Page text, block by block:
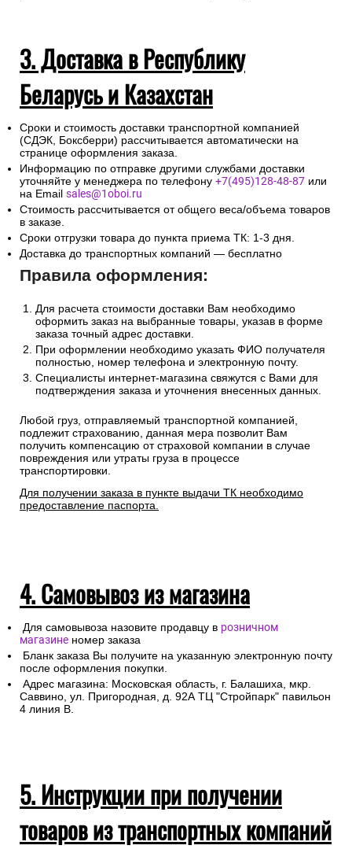
3. Доставка в Республику
Беларусь и Казахстан
Сроки и стоимость доставки транспортной компанией
(СДЭК, Боксберри) рассчитывается автоматически на
странице оформления заказа.
Информацию по отправке другими службами доставки
уточняйте у менеджера по телефону +7(495)128-48-87 или
на Email sales@1oboi.ru
Стоимость рассчитывается от общего веса/объема товаров
в заказе.
Сроки отгрузки товара до пункта приема ТК: 1-3 дня.
Доставка до транспортных компаний — бесплатно
Правила оформления:
Для расчета стоимости доставки Вам необходимо
оформить заказ на выбранные товары, указав в форме
заказа точный адрес доставки.
При оформлении необходимо указать ФИО получателя
полностью, номер телефона и электронную почту.
Специалисты интернет-магазина свяжутся с Вами для
подтверждения заказа и уточнения внесенных данных.
Любой груз, отправляемый транспортной компанией,
подлежит страхованию, данная мера позволит Вам
получить компенсацию от страховой компании в случае
повреждения или утраты груза в процессе
транспортировки.
Для получении заказа в пункте выдачи ТК необходимо
предоставление паспорта.
4. Самовывоз из магазина
Для самовывоза назовите продавцу в розничном
магазине номер заказа
Бланк заказа Вы получите на указанную электронную почту
после оформления покупки.
Адрес магазина: Московская область, г. Балашиха, мкр.
Саввино, ул. Пригородная, д. 92А ТЦ "Стройпарк" павильон
4 линия В.
5. Инструкции при получении
товаров из транспортных компаний